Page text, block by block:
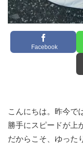
Facebook
こんにちは。昨今で
勝手にスピードが上
だからこそ、ゆった